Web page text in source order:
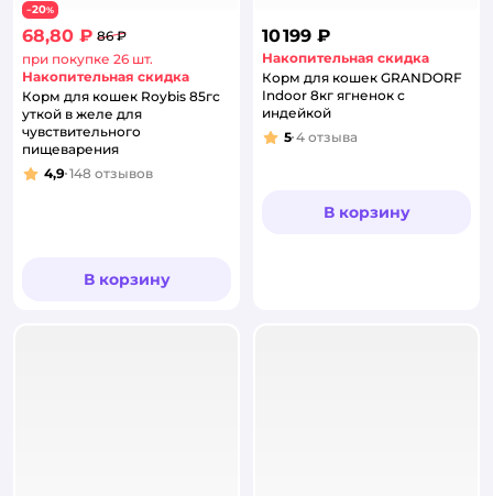
−20%
68,80 ₽ 86 ₽
при покупке 26 шт.
Накопительная скидка
Корм для кошек Roybis 85гс
уткой в желе для
чувствительного
пищеварения
Рейтинг:
4,9 148 отзывов
В корзину
10 199 ₽
Накопительная скидка
Корм для кошек GRANDORF
Indoor 8кг ягненок с
индейкой
Рейтинг:
5 4 отзыва
В корзину